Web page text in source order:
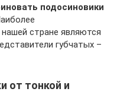
подосиновики
стране являются
губчатых –
от тонкой и